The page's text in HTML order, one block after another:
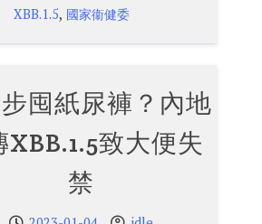
XBB.1.5, 國家衞健委
囤紙尿褲？內地
XBB.1.5致大便失
禁